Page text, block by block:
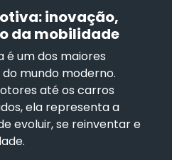
inovação,
da mobilidade
é um dos maiores
mundo moderno.
até os carros
ela representa a
evoluir, se reinventar e